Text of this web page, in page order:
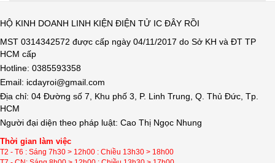
HỘ KINH DOANH LINH KIỆN ĐIỆN TỬ IC ĐÂY RỒI
MST 0314342572 được cấp ngày 04/11/2017 do Sở KH và ĐT TP
HCM cấp
Hotline: 0385593358
Email: icdayroi@gmail.com
Địa chỉ: 04 Đường số 7, Khu phố 3, P. Linh Trung, Q. Thủ Đức, Tp.
HCM
Người đại diện theo pháp luật: Cao Thị Ngọc Nhung
Thời gian làm việc
T2 - T6 : Sáng 7h30 > 12h00 : Chiều 13h30 > 18h00